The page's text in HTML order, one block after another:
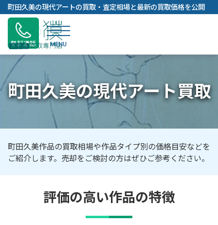
内
容
キ
プ
町田久美の現代アートの買取・査定相場と最新の買取価格を公開
無料通話
町田久美の現代アート買取
町田久美作品の買取相場や作品タイプ別の価格目安などを
ご紹介します。売却をご検討の方はぜひご参考ください。
評価の高い作品の特徴